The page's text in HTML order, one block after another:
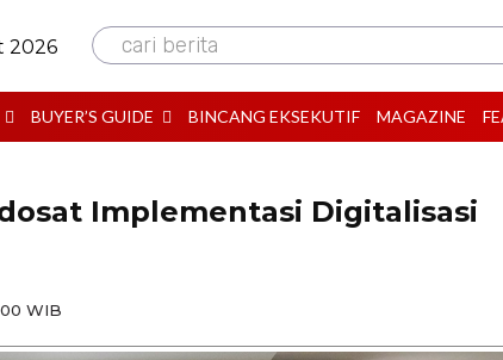
2026 cari berita
BUYER’S GUIDE BINCANG EKSEKUTIF MAGAZINE
Implementasi Digitalisasi
WIB